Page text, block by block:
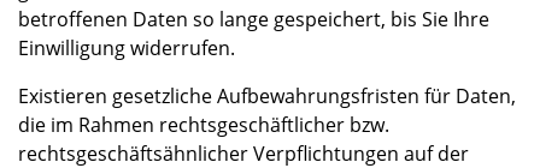
betroffenen Daten so lange gespeichert, bis Sie Ihre
Einwilligung widerrufen.
Existieren gesetzliche Aufbewahrungsfristen für Daten,
die im Rahmen rechtsgeschäftlicher bzw.
rechtsgeschäftsähnlicher Verpflichtungen auf der